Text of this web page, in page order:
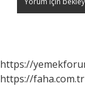
https://
https://faha.com.tr